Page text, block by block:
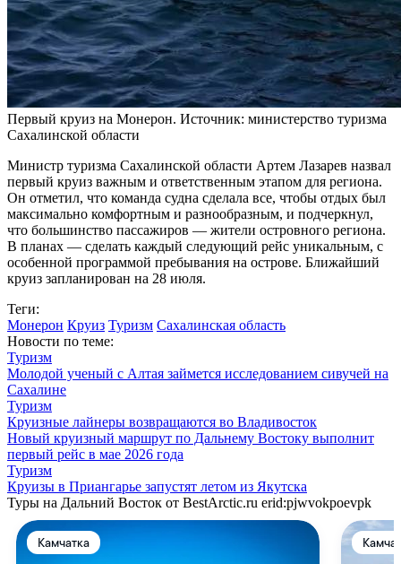
Первый круиз на Монерон. Источник: министерство туризма
Сахалинской области
Министр туризма Сахалинской области Артем Лазарев назвал
первый круиз важным и ответственным этапом для региона.
Он отметил, что команда судна сделала все, чтобы отдых был
максимально комфортным и разнообразным, и подчеркнул,
что большинство пассажиров — жители островного региона.
В планах — сделать каждый следующий рейс уникальным, с
особенной программой пребывания на острове. Ближайший
круиз запланирован на 28 июля.
Теги:
Монерон Круиз Туризм Сахалинская область
Новости по теме:
Туризм
Молодой ученый с Алтая займется исследованием сивучей на
Сахалине
Туризм
Круизные лайнеры возвращаются во Владивосток
Новый круизный маршрут по Дальнему Востоку выполнит
первый рейс в мае 2026 года
Туризм
Круизы в Приангарье запустят летом из Якутска
Туры на Дальний Восток от BestArctic.ru erid:pjwvokpoevpk